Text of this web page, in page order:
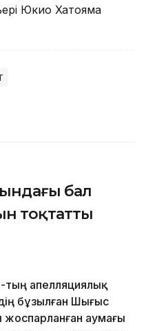
Юкио Хатояма
бал
тоқтатты
апелляциялық
бұзылған Шығыс
аумағы